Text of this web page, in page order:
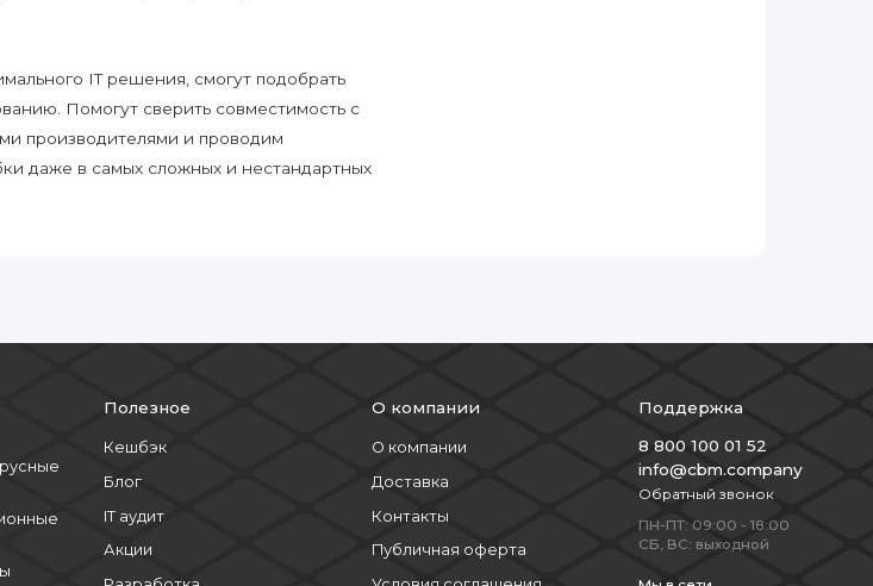
IT решения, смогут подобрать
Помогут сверить совместимость с
производителями и проводим
даже в самых сложных и нестандартных
Полезное
Кешбэк
Блог
IT аудит
Акции
О компании
О компании
Доставка
Контакты
Публичная оферта
Поддержка
8 800 100 01 52
info@cbm.company
Обратный звонок
ПН-ПТ: 09:00 - 18:00
СБ, ВС: выходной